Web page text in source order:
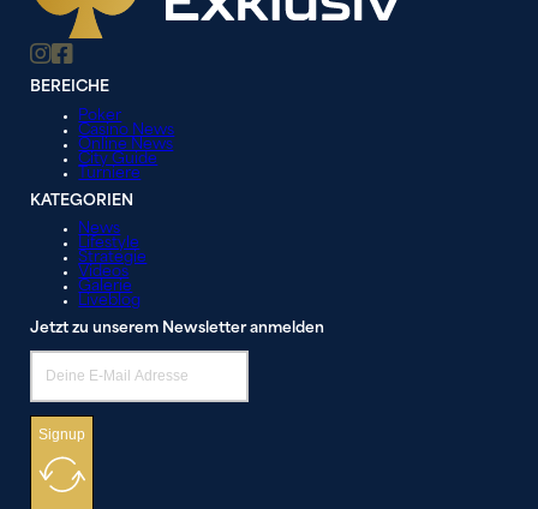
BEREICHE
Poker
Casino News
Online News
City Guide
Turniere
KATEGORIEN
News
Lifestyle
Strategie
Videos
Galerie
Liveblog
Jetzt zu unserem Newsletter anmelden
Signup